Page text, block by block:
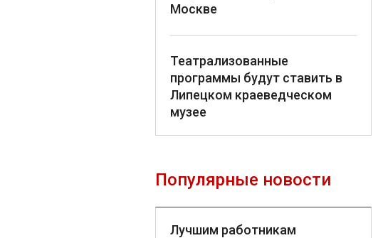
Москве
Театрализованные
программы будут ставить в
Липецком краеведческом
музее
Популярные новости
Лучшим работникам